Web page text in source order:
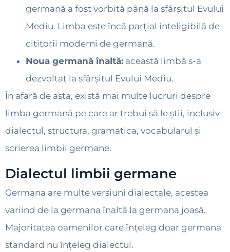
germană a fost vorbită până la sfârșitul Evului
Mediu. Limba este încă parțial inteligibilă de
cititorii moderni de germană.
Noua germană înaltă: această limbă s-a
dezvoltat la sfârșitul Evului Mediu.
În afară de asta, există mai multe lucruri despre
limba germană pe care ar trebui să le știi, inclusiv
dialectul, structura, gramatica, vocabularul și
scrierea limbii germane.
Dialectul limbii germane
Germana are multe versiuni dialectale, acestea
variind de la germana înaltă la germana joasă.
Majoritatea oamenilor care înțeleg doar germana
standard nu înțeleg dialectul.